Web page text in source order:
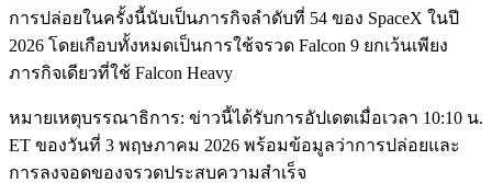
การปล่อยในครั้งนี้นับเป็นภารกิจลำดับที่ 54 ของ SpaceX ในปี
2026 โดยเกือบทั้งหมดเป็นการใช้จรวด Falcon 9 ยกเว้นเพียง
ภารกิจเดียวที่ใช้ Falcon Heavy
หมายเหตุบรรณาธิการ: ข่าวนี้ได้รับการอัปเดตเมื่อเวลา 10:10 น.
ET ของวันที่ 3 พฤษภาคม 2026 พร้อมข้อมูลว่าการปล่อยและ
การลงจอดของจรวดประสบความสำเร็จ